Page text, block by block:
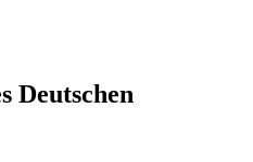
Deutschen